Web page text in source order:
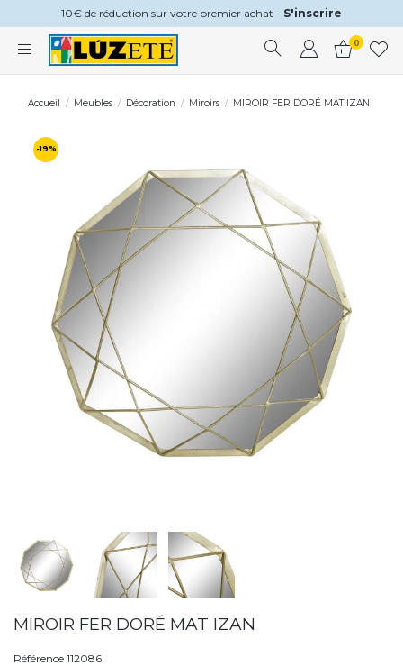
10€ de réduction sur votre premier achat - S'inscrire
0
Accueil Meubles Décoration Miroirs MIROIR FER DORÉ MAT IZAN
-19%
MIROIR FER DORÉ MAT IZAN
Référence 112086